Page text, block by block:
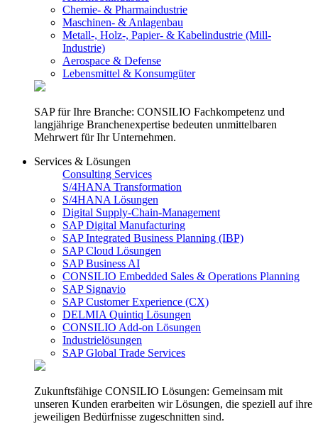
Chemie- & Pharmaindustrie
Maschinen- & Anlagenbau
Metall-, Holz-, Papier- & Kabelindustrie (Mill-
Industrie)
Aerospace & Defense
Lebensmittel & Konsumgüter
SAP für Ihre Branche: CONSILIO Fachkompetenz und
langjährige Branchenexpertise bedeuten unmittelbaren
Mehrwert für Ihr Unternehmen.
Services & Lösungen
Consulting Services
S/4HANA Transformation
S/4HANA Lösungen
Digital Supply-Chain-Management
SAP Digital Manufacturing
SAP Integrated Business Planning (IBP)
SAP Cloud Lösungen
SAP Business AI
CONSILIO Embedded Sales & Operations Planning
SAP Signavio
SAP Customer Experience (CX)
DELMIA Quintiq Lösungen
CONSILIO Add-on Lösungen
Industrielösungen
SAP Global Trade Services
Zukunftsfähige CONSILIO Lösungen: Gemeinsam mit
unseren Kunden erarbeiten wir Lösungen, die speziell auf ihre
jeweiligen Bedürfnisse zugeschnitten sind.